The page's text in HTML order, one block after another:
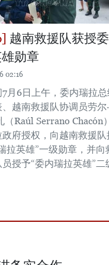
越南救援队获授
勋章
02:16
7月6日上午，委内瑞拉
越南救援队协调员劳尔
（Raúl Serrano Chacón
府授权，向越南救援队
拉英雄”一级勋章，并向
授予“委内瑞拉英雄”二